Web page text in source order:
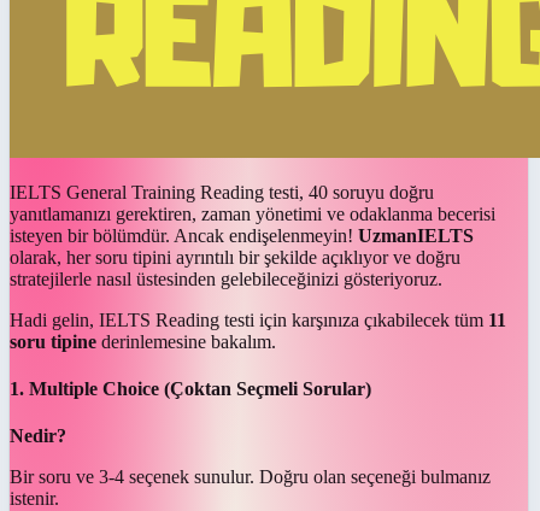
IELTS General Training Reading testi, 40 soruyu doğru
yanıtlamanızı gerektiren, zaman yönetimi ve odaklanma becerisi
isteyen bir bölümdür. Ancak endişelenmeyin! UzmanIELTS
olarak, her soru tipini ayrıntılı bir şekilde açıklıyor ve doğru
stratejilerle nasıl üstesinden gelebileceğinizi gösteriyoruz.
Hadi gelin, IELTS Reading testi için karşınıza çıkabilecek tüm 11
soru tipine derinlemesine bakalım.
1. Multiple Choice (Çoktan Seçmeli Sorular)
Nedir?
Bir soru ve 3-4 seçenek sunulur. Doğru olan seçeneği bulmanız
istenir.